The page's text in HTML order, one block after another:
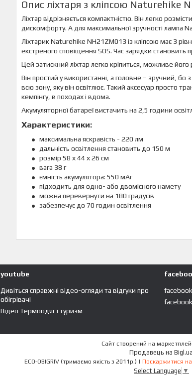
Опис ліхтаря з кліпсою Naturehike
Ліхтар відрізняється компактністю. Він легко
дискомфорту. А для максимальної зручності лампа
Ліхтарик Naturehike NH21ZM013 із кліпсою має 3
екстреного сповіщення SOS. Час зарядки
Цей затискний ліхтар легко кріпиться, можливе
Він простий у використанні, а головне – зручний, бо
всю зону, яку він освітлює. Такий аксесуар просто
кемпінгу, в походах і вдома.
Акумуляторної батареї вистачить на 2,5 години
Характеристики:
максимальна яскравість - 220 лм
дальність освітлення становить до 150 м
розмір 58 х 44 х 26 см
вага 38 г
ємність акумулятора: 550 мАг
підходить для одно- або двомісного намету
можна перевернути на 180 градусів
забезпечує до 70 годин освітлення
youtube
Дивіться справжні відео-огляди та відгуки про
обігрівачі
Відео Термоодяг і туризм
facebook
Сайт створений на
Продавець на Bigl.ua
ECO-OBIGRIV (тримаємо якість з 2011р.) | Поскаржитися
Select Language ▼